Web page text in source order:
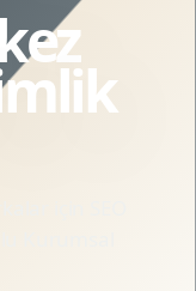
için SEO
Kurumsal